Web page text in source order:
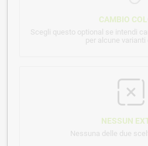
CAMBIO
Scegli questo optional se intendi
per alcune varianti
NESSUN
Nessuna delle due